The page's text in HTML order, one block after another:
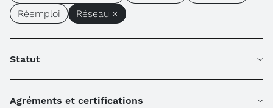
Réemploi
Réseau ×
Statut
Agréments et certifications